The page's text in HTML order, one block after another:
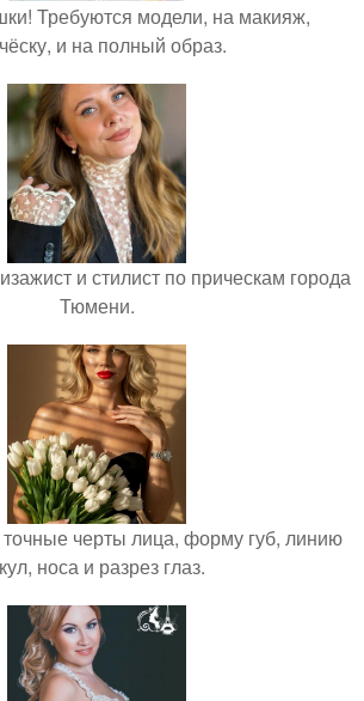
Требуются модели, на макияж,
и на полный образ.
и стилист по прическам города
Тюмени.
черты лица, форму губ, линию
носа и разрез глаз.